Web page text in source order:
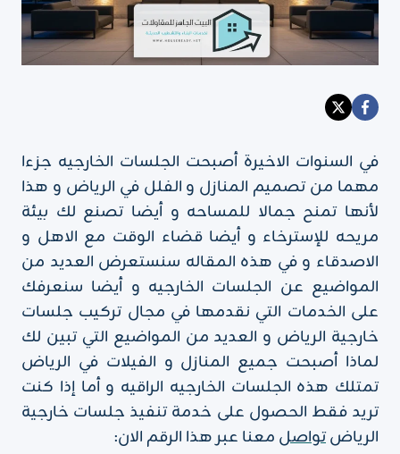
في السنوات الاخيرة أصبحت الجلسات الخارجيه جزءا
مهما من تصميم المنازل و الفلل في الرياض و هذا
لأنها تمنح جمالا للمساحه و أيضا تصنع لك بيئة
مريحه للإسترخاء و أيضا قضاء الوقت مع الاهل و
الاصدقاء و في هذه المقاله سنستعرض العديد من
المواضيع عن الجلسات الخارجيه و أيضا سنعرفك
على الخدمات التي نقدمها في مجال تركيب جلسات
خارجية الرياض و العديد من المواضيع التي تبين لك
لماذا أصبحت جميع المنازل و الفيلات في الرياض
تمتلك هذه الجلسات الخارجيه الراقيه و أما إذا كنت
تريد فقط الحصول على خدمة تنفيذ جلسات خارجية
الرياضتواصل معنا عبر هذا الرقم الان: